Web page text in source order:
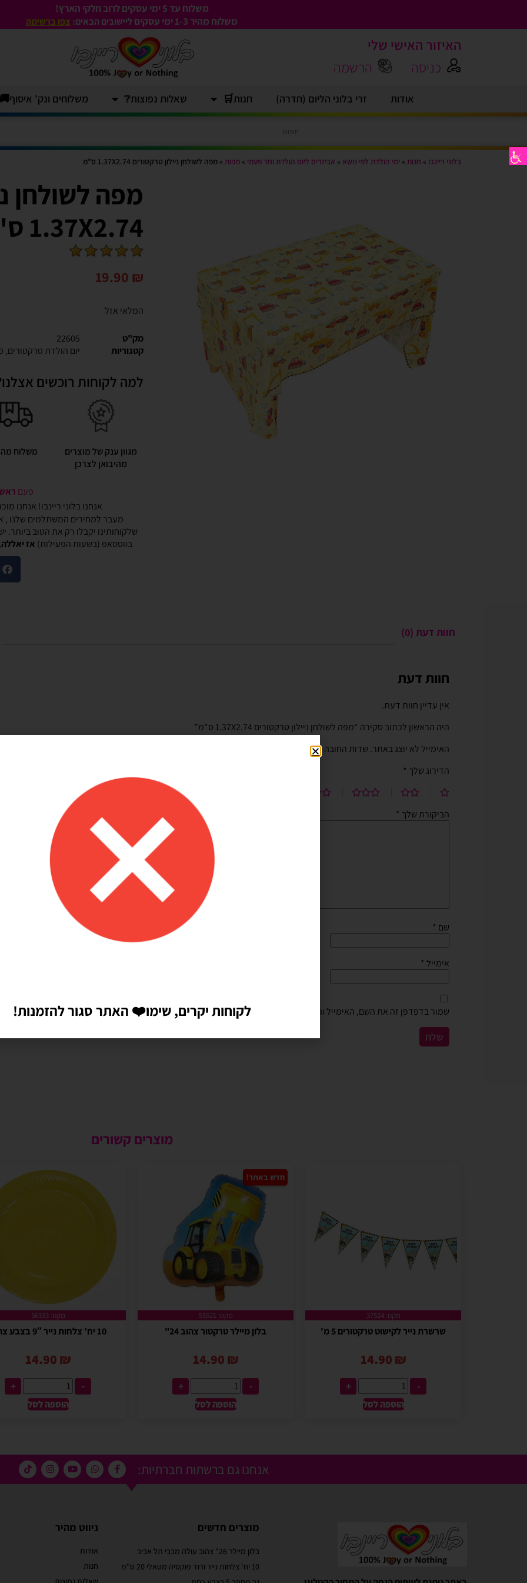
משלוח עד 5 ימי עסקים לרוב חלקי הארץ!
משלוח מהיר 1-3
ימי עסקים ליישובים הבאים: צפו ברשימה
האיזור האישי שלי
כניסה
הרשמה
אודות זרי בלוני הליום (חדרה) חנות🛒 שאלות נפוצות❔ משלוחים ונק' איסוף🚚
בלוני ריינבו » חנות » ימי הולדת לפי נושא » אביזרים ליום הולדת וחד פעמי » מפות » מפה לשולחן ניילון טרקטורים 1.37X2.74 ס”מ
מפה לשולחן
1.37X2.74 ס"מ
19.90 ₪
המלאי אזל
מק"ט
22605
קטגוריות
יום הולדת טרקטורים,
למה לקוחות רוכשים
מגוון ענק של מוצרים
מהיבואן לצרכן
משלוח
פעם
אנחנו בלוני ריינבו! אנחנו
מעבר למחירים המשתלמים שלנו ,
שלקוחותינו יקבלו רק את הטוב
בווטסאפ (בשעות הפעילות) אז
חוות דעת (0)
חוות דעת
אין עדיין חוות דעת.
היה הראשון לכתוב סקירה “מפה לשולחן ניילון טרקטורים 1.37X2.74 ס"מ”
האימייל לא יוצג באתר. שדות החובה מסומנים
הדירוג שלך *
הביקורת שלך *
שם *
אימייל *
שמור בדפדפן זה את השם, האימייל והאתר שלי לפעם הבאה שאגיב.
בלוני ריינבאו הפכו להיות חלק קסום בבוקר
יומההולדת המשפחתי שלנו. מוצרים יפים, מבצעים
טובים ושירות נוח מהיר יעיל ואמין. אפשרות נוחה
לאמצעי תשלום באתר. האתר שלהם יפה זמין מפורט
בנעימות ובנכונות לעזור. יעילים בטירוף. ממליצה בחום
מוצרים קשורים
מקט: 37524
שרשרת נייר לקישוט טרקטורים 5 מ'
14.90 ₪
-
+
הוספה לסל
חדש באתר!
מקט: 55521
בלון מיילר טרקטור צהוב 24"
14.90 ₪
-
+
הוספה לסל
מקט: 56333
10 יח’ צלחות נייר 9″ בצבע צהוב
14.90 ₪
-
+
הוספה לסל
אנחנו גם ברשתות חברתיות:
מוצרים חדשים
בלון מיילר 26" צהוב עולה מכבי תל אביב
10 יח' צלחות נייר ורוד פוקסיה מטאלי 20 ס"מ
ניווט מהיר
אודות
חנות
בלוני ריינבאו הפכו להיות חלק קסום בבוקר
שירות לקוחות מוצלח!
לקוחות יקרים, שימו❤️ האתר סגור להזמנות!